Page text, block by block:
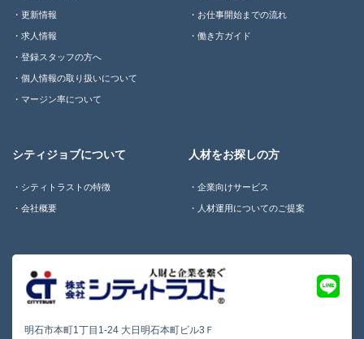
明石市本町1丁目1-24 大日明石本町ビル3Ｆ
更新情報
求人情報
登録スタッフの方へ
個人情報の取り扱いについて
マージン率について
お仕事開始までの流れ
働き方ガイド
シティジョブについて
シティトラストの特徴
会社概要
人材をお探しの方
企業向けサービス
人材運用についてのご提案